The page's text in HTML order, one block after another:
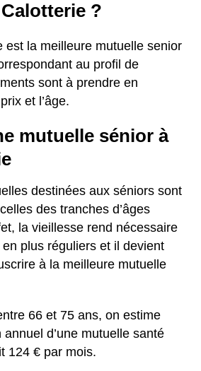
?
est la meilleure mutuelle senior
au profil de
sont à prendre en
et l’âge.
mutuelle sénior à
destinées aux séniors sont
des tranches d’âges
la vieillesse rend nécessaire
plus réguliers et il devient
à la meilleure mutuelle
66 et 75 ans, on estime
d’une mutuelle santé
124 € par mois.